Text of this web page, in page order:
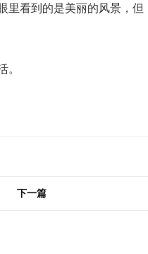
里看到的是美丽的风景，但
。
下一篇